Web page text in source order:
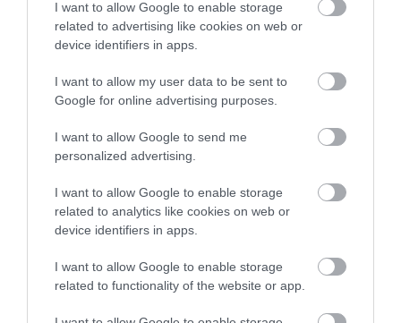
I want to allow Google to enable storage
related to advertising like cookies on web or
device identifiers in apps.
I want to allow my user data to be sent to
Google for online advertising purposes.
I want to allow Google to send me
personalized advertising.
I want to allow Google to enable storage
related to analytics like cookies on web or
device identifiers in apps.
I want to allow Google to enable storage
related to functionality of the website or app.
HETI BÖLCSESSÉG
"Az ember, aki a tengert nézi, szerelemtől
sújtott gyerek." Jean-Michel Maulpoix
KÖZÖSSÉGÜNK TÉGED IS VÁR!